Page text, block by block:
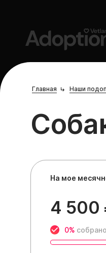
Главная
Наши
На мое
4 500
0%